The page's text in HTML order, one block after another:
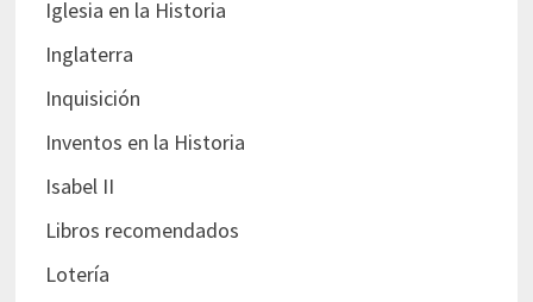
Iglesia en la Historia
Inglaterra
Inquisición
Inventos en la Historia
Isabel II
Libros recomendados
Lotería